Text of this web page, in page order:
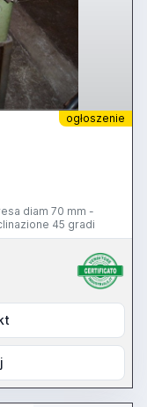
ogłoszenie
diam 70 mm -
45 gradi